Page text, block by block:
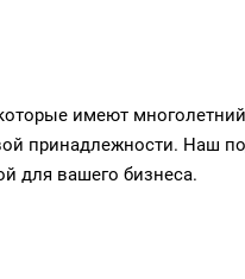
имеют
принадлежности. Наш
для вашего бизнеса.